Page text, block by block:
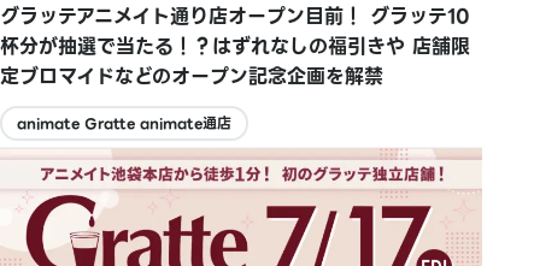
グラッテアニメイト通り店オープン目前！ グラッテ10
杯分が抽選で当たる！？はずれなしの福引きや 店舗限
定ブロマイドなどのオープン記念企画を解禁
animate Gratte animate通店